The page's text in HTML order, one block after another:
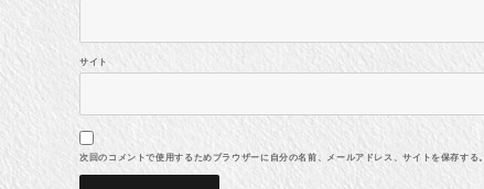
サイト
次回のコメントで使用するためブラウザーに自分の名前、メールアドレス、サイトを保存する。